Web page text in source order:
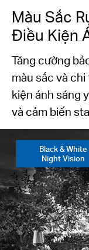
Màu Sắc
Điều Kiện
Tăng cường
màu sắc và
kiện ánh sáng
và cảm biến
Black & White
Night Vision